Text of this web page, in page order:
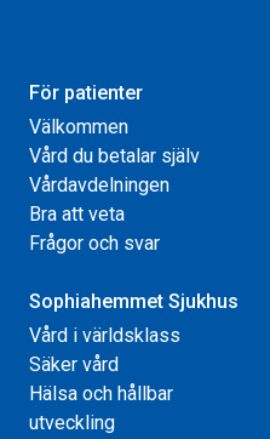
För patienter
Välkommen
Vård du betalar själv
Vårdavdelningen
Bra att veta
Frågor och svar
Sophiahemmet Sjukhus
Vård i världsklass
Säker vård
Hälsa och hållbar
utveckling